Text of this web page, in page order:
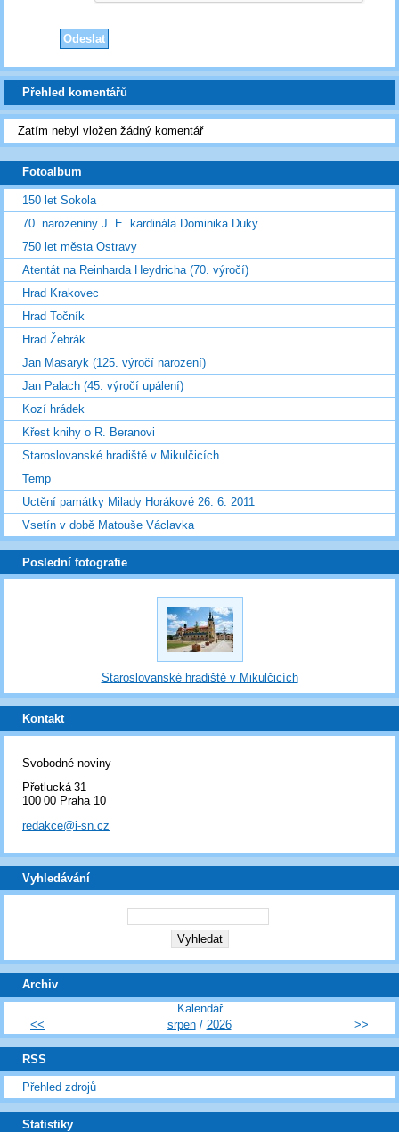
Přehled komentářů
Zatím nebyl vložen žádný komentář
Fotoalbum
150 let Sokola
70. narozeniny J. E. kardinála Dominika Duky
750 let města Ostravy
Atentát na Reinharda Heydricha (70. výročí)
Hrad Krakovec
Hrad Točník
Hrad Žebrák
Jan Masaryk (125. výročí narození)
Jan Palach (45. výročí upálení)
Kozí hrádek
Křest knihy o R. Beranovi
Staroslovanské hradiště v Mikulčicích
Temp
Uctění památky Milady Horákové 26. 6. 2011
Vsetín v době Matouše Václavka
Poslední fotografie
Staroslovanské hradiště v Mikulčicích
Kontakt
Svobodné noviny
Přetlucká 31
100 00 Praha 10
redakce@i-sn.cz
Vyhledávání
Archiv
Kalendář
<<
srpen/ 2026 >>
RSS
Přehled zdrojů
Statistiky